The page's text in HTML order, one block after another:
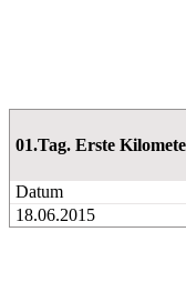
01.Tag. Erste
Datum
18.06.2015